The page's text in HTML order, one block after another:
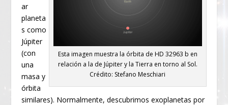
Esta imagen muestra la órbita de HD 32963 b en
relación a la de Júpiter y la Tierra en torno al Sol.
Crédito: Stefano Meschiari
ar
planeta
s como
Júpiter
(con
una
masa y
órbita
similares). Normalmente, descubrimos exoplanetas por